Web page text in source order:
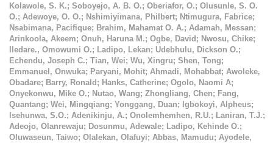
Kolawole, S. K.; Soboyejo, A. B. O.; Oberiafor, O.; Olusunle, S. O.
O.; Adewoye, O. O.; Nshimiyimana, Philbert; Ntimugura, Fabrice;
Nsabimana, Pacifique; Brahim, Mahamat O. A.; Adamah, Messan;
Arinkoola, Akeem; Onuh, Haruna M.; Ogbe, David ; Nwosu, Chike;
Iledare., Omowumi O.; Ladipo, Lekan; Udebhulu, Dickson O.;
Echendu, Joseph C.; Tian, Wei; Wu, Xingru; Shen, Tong;
Emmanuel, Onwuka; Paryani, Mohit; Ahmadi, Mohabbat; Awoleke,
Obadare; Barry, Ronald ; Hanks, Catherine; Ogolo, Naomi A;
Onyekonwu, Mike O.; Nutao, Wang; Zhongliang, Chen; Fang,
Quantang; Wei, Mingqiang; Yonggang, Duan; Igbokoyi, Alpheus;
Isehunwa, S.O.; Adenikinju, A.; Onolemhemhen, R.U.; Laniran, T.J.;
Adeojo, Olanrewaju; Dosunmu, Adewale; Ladipo, Kehinde O.;
Oluwaseun, Taiwo; Olalekan, Olafuyi; Abbas, Mamudu; Ayodele,